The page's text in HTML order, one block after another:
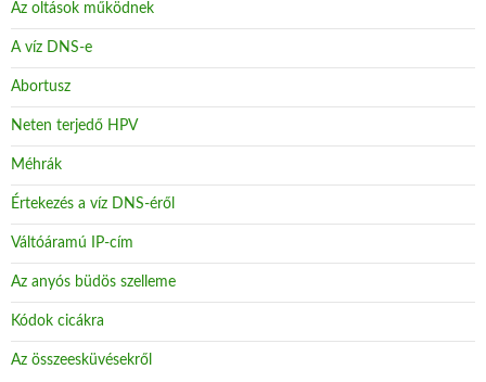
Az oltások működnek
A víz DNS-e
Abortusz
Neten terjedő HPV
Méhrák
Értekezés a víz DNS-éről
Váltóáramú IP-cím
Az anyós büdös szelleme
Kódok cicákra
Az összeesküvésekről